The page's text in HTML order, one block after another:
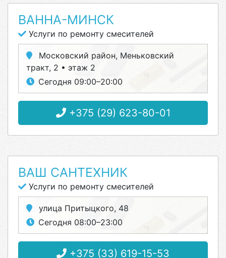
ВАННА-МИНСК
Услуги по ремонту смесителей
Московский район, Меньковский
тракт, 2 • этаж 2
Сегодня 09:00–20:00
+375 (29) 623-80-01
ВАШ САНТЕХНИК
Услуги по ремонту смесителей
улица Притыцкого, 48
Сегодня 08:00–23:00
+375 (33) 619-15-53